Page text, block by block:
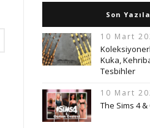
Son
10 Mart
Kuka,
Tesbihler
10 Mart
The Sims 4